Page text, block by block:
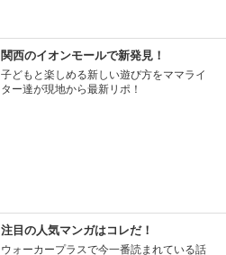
関西のイオンモールで新発見！
子どもと楽しめる新しい遊び方をママライ
ター達が現地から最新リポ！
注目の人気マンガはコレだ！
ウォーカープラスで今一番読まれている話